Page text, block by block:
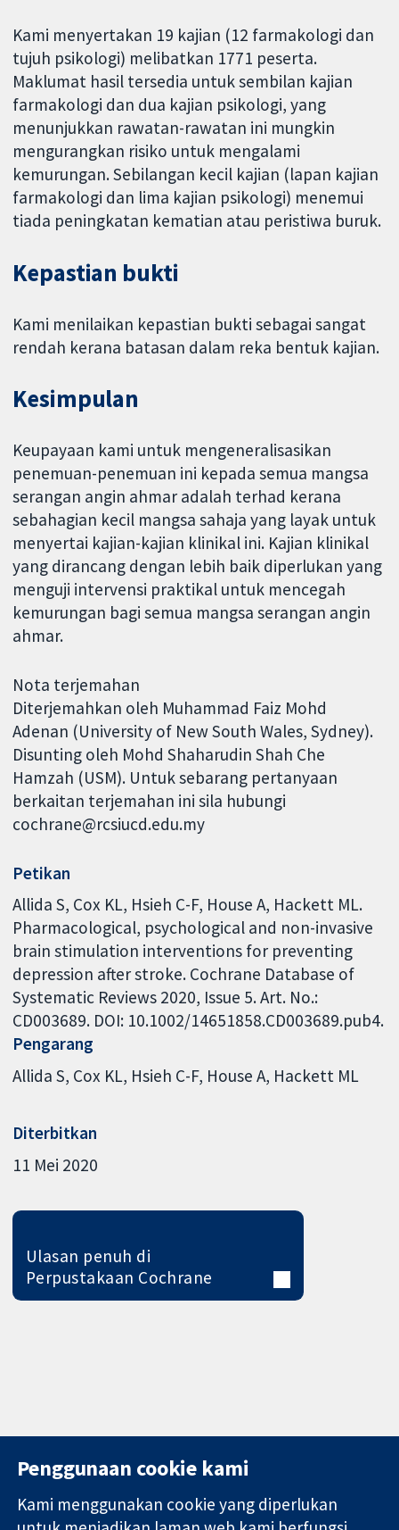
Kami menyertakan 19 kajian (12 farmakologi dan
tujuh psikologi) melibatkan 1771 peserta.
Maklumat hasil tersedia untuk sembilan kajian
farmakologi dan dua kajian psikologi, yang
menunjukkan rawatan-rawatan ini mungkin
mengurangkan risiko untuk mengalami
kemurungan. Sebilangan kecil kajian (lapan kajian
farmakologi dan lima kajian psikologi) menemui
tiada peningkatan kematian atau peristiwa buruk.
Kepastian bukti
Kami menilaikan kepastian bukti sebagai sangat
rendah kerana batasan dalam reka bentuk kajian.
Kesimpulan
Keupayaan kami untuk mengeneralisasikan
penemuan-penemuan ini kepada semua mangsa
serangan angin ahmar adalah terhad kerana
sebahagian kecil mangsa sahaja yang layak untuk
menyertai kajian-kajian klinikal ini. Kajian klinikal
yang dirancang dengan lebih baik diperlukan yang
menguji intervensi praktikal untuk mencegah
kemurungan bagi semua mangsa serangan angin
ahmar.
Nota terjemahan
Diterjemahkan oleh Muhammad Faiz Mohd
Adenan (University of New South Wales, Sydney).
Disunting oleh Mohd Shaharudin Shah Che
Hamzah (USM). Untuk sebarang pertanyaan
berkaitan terjemahan ini sila hubungi
cochrane@rcsiucd.edu.my
Petikan
Allida S, Cox KL, Hsieh C-F, House A, Hackett ML.
Pharmacological, psychological and non-invasive
brain stimulation interventions for preventing
depression after stroke. Cochrane Database of
Systematic Reviews 2020, Issue 5. Art. No.:
CD003689. DOI: 10.1002/14651858.CD003689.pub4.
Pengarang
Allida S Cox KL Hsieh C-F House A Hackett ML
Diterbitkan
11 Mei 2020
Ulasan penuh di
Perpustakaan Cochrane
11-13 Cavendish
Hubungi kita
Penggunaan cookie kami
Kami menggunakan cookie yang diperlukan